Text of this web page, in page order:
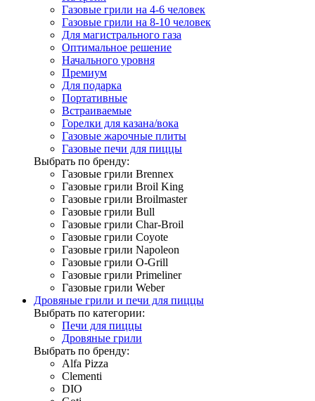
Газовые грили на 4-6 человек
Газовые грили на 8-10 человек
Для магистрального газа
Оптимальное решение
Начального уровня
Премиум
Для подарка
Портативные
Встраиваемые
Горелки для казана/вока
Газовые жарочные плиты
Газовые печи для пиццы
Выбрать по бренду:
Газовые грили Brennex
Газовые грили Broil King
Газовые грили Broilmaster
Газовые грили Bull
Газовые грили Char-Broil
Газовые грили Coyote
Газовые грили Napoleon
Газовые грили O-Grill
Газовые грили Primeliner
Газовые грили Weber
Дровяные грили и печи для пиццы
Выбрать по категории:
Печи для пиццы
Дровяные грили
Выбрать по бренду:
Alfa Pizza
Clementi
DIO